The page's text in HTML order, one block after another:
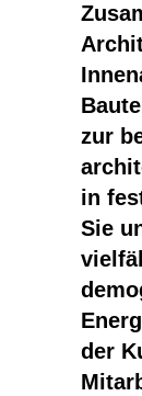
zur
in
Sie
der